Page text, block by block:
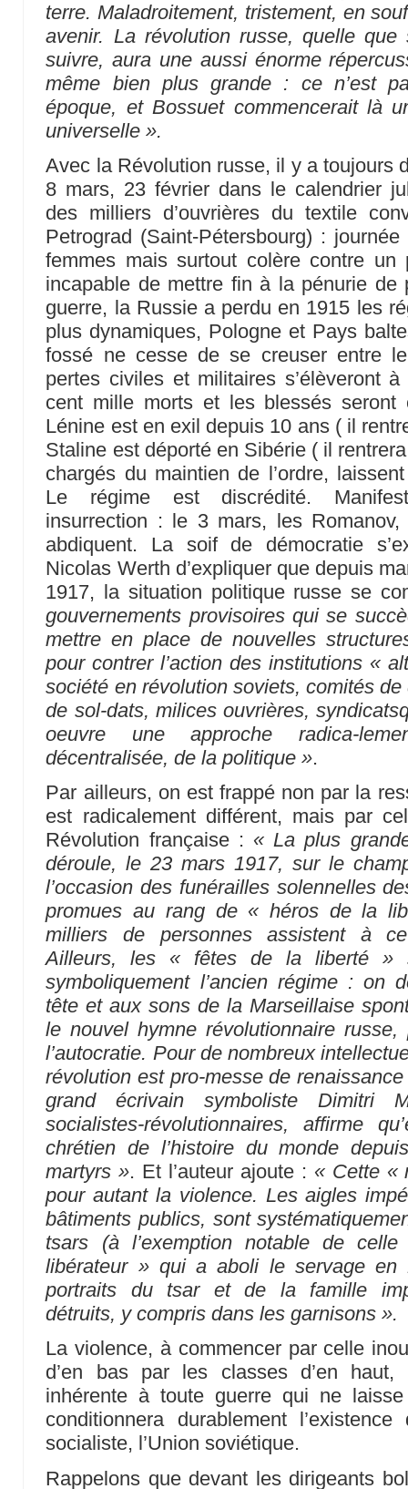
terre. Maladroitement, tristement, en
avenir. La révolution russe, quelle
suivre, aura une aussi énorme
même bien plus grande : ce n’est
époque, et Bossuet commencerait là
universelle ».
Avec la Révolution russe, il y a toujours
8 mars, 23 février dans le calendrier
des milliers d’ouvrières du textile
Petrograd (Saint-Pétersbourg) :
femmes mais surtout colère contre
incapable de mettre fin à la pénurie de
guerre, la Russie a perdu en 1915 les
plus dynamiques, Pologne et Pays
fossé ne cesse de se creuser entre
pertes civiles et militaires s’élèveront
cent mille morts et les blessés seront
Lénine est en exil depuis 10 ans ( il
Staline est déporté en Sibérie ( il
chargés du maintien de l’ordre,
Le régime est discrédité.
insurrection : le 3 mars, les
abdiquent. La soif de démocratie
Nicolas Werth d’expliquer que depuis
1917, la situation politique russe se
gouvernements provisoires qui se
mettre en place de nouvelles
pour contrer l’action des institutions «
société en révolution soviets, comités de
de sol-dats, milices ouvrières, syndicats
oeuvre une approche radica-
décentralisée, de la politique ».
Par ailleurs, on est frappé non par la
est radicalement différent, mais par
Révolution française : « La plus
déroule, le 23 mars 1917, sur le
l’occasion des funérailles solennelles
promues au rang de « héros de la
milliers de personnes assistent à
Ailleurs, les « fêtes de la liberté »
symboliquement l’ancien régime : on
tête et aux sons de la Marseillaise
le nouvel hymne révolutionnaire
l’autocratie. Pour de nombreux
révolution est pro-messe de
grand écrivain symboliste Dimitri
socialistes-révolutionnaires, affirme
chrétien de l’histoire du monde
martyrs ». Et l’auteur ajoute : « Cette «
pour autant la violence. Les aigles
bâtiments publics, sont
tsars (à l’exemption notable de
libérateur » qui a aboli le servage en
portraits du tsar et de la famille
détruits, y compris dans les garnisons ».
La violence, à commencer par celle
d’en bas par les classes d’en
inhérente à toute guerre qui ne
conditionnera durablement
socialiste, l’Union soviétique.
Rappelons que devant les dirigeants